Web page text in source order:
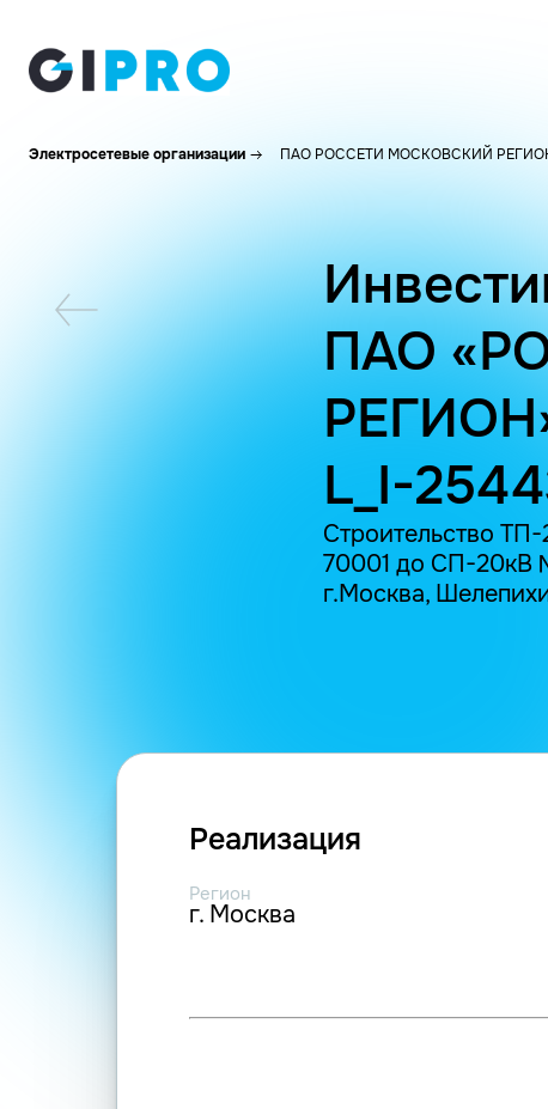
Электросетевые организации ПАО РОССЕТИ МОСКОВСКИЙ
ПАО
L_I-
Строительство
70001 до СП-20кВ
г.Москва,
Реализация
Регион
г. Москва